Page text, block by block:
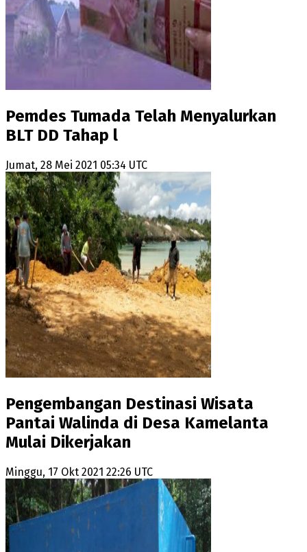
Pemdes Tumada Telah Menyalurkan
BLT DD Tahap l
Jumat, 28 Mei 2021 05:34 UTC
Pengembangan Destinasi Wisata
Pantai Walinda di Desa Kamelanta
Mulai Dikerjakan
Minggu, 17 Okt 2021 22:26 UTC